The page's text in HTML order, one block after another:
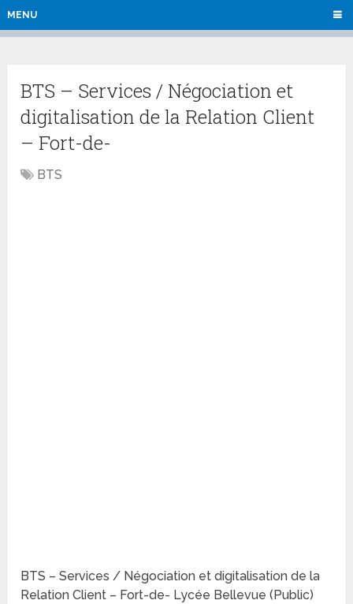
MENU
BTS – Services / Négociation et
digitalisation de la Relation Client
– Fort-de-
BTS
BTS – Services / Négociation et digitalisation de la
Relation Client – Fort-de- Lycée Bellevue (Public)